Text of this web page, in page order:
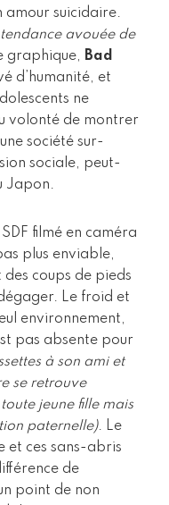
amour suicidaire.
tendance avouée de
graphique, Bad
d’humanité, et
ne
volonté de montrer
société sur-
sociale, peut-
Japon.
filmé en caméra
plus enviable,
des coups de pieds
Le froid et
environnement,
pas absente pour
à son ami et
se retrouve
jeune fille mais
paternelle). Le
et ces sans-abris
de
point de non